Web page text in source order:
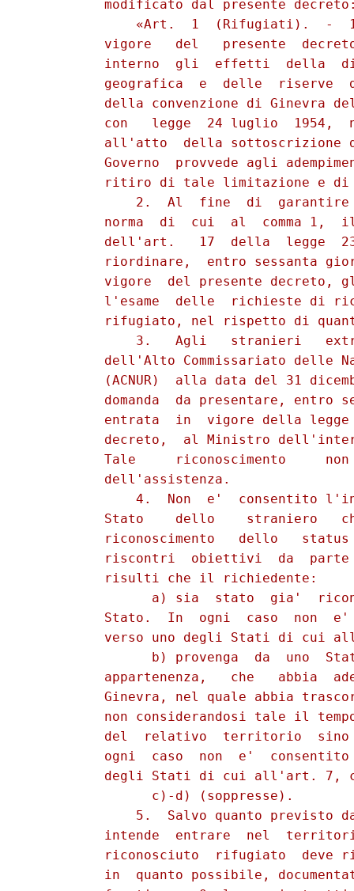
modificato dal presente
«Art.  1  (Rifugiati).  -
vigore   del   presente
interno  gli  effetti  della
geografica  e  delle  riserve
della convenzione di Ginevra
con   legge  24 luglio  1954,
all'atto  della sottoscrizione
Governo  provvede agli
ritiro di tale limitazione e
2.  Al  fine  di
norma  di  cui  al  comma 1,
dell'art.   17  della  legge
riordinare,  entro sessanta
vigore  del presente decreto,
l'esame  delle  richieste di
rifugiato, nel rispetto di
3.   Agli   stranieri
dell'Alto Commissariato delle
(ACNUR)  alla data del 31
domanda  da presentare, entro
entrata  in  vigore della
decreto,  al Ministro
Tale     riconoscimento
          dell'assistenza.
4.  Non  e'  consentito
Stato    dello    straniero
riconoscimento   dello
riscontri  obiettivi  da
          risulti che il richiedente:
a) sia  stato  gia'
Stato.  In  ogni  caso  non
verso uno degli Stati di cui
b) provenga  da  uno
appartenenza,   che   abbia
Ginevra, nel quale abbia
non considerandosi tale il
del  relativo  territorio
ogni  caso  non  e'
degli Stati di cui all'art. 7,
                c)-d) (soppresse).
5.  Salvo quanto previsto
intende  entrare  nel
riconosciuto  rifugiato  deve
in  quanto possibile,